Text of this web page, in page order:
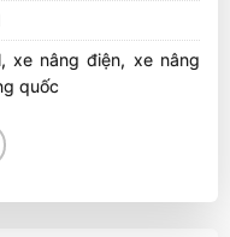
, xe nâng điện, xe nâng
quốc